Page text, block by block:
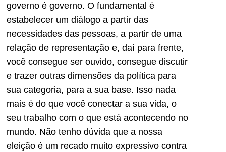
governo é governo. O fundamental é
estabelecer um diálogo a partir das
necessidades das pessoas, a partir de uma
relação de representação e, daí para frente,
você consegue ser ouvido, consegue discutir
e trazer outras dimensões da política para
sua categoria, para a sua base. Isso nada
mais é do que você conectar a sua vida, o
seu trabalho com o que está acontecendo no
mundo. Não tenho dúvida que a nossa
eleição é um recado muito expressivo contra